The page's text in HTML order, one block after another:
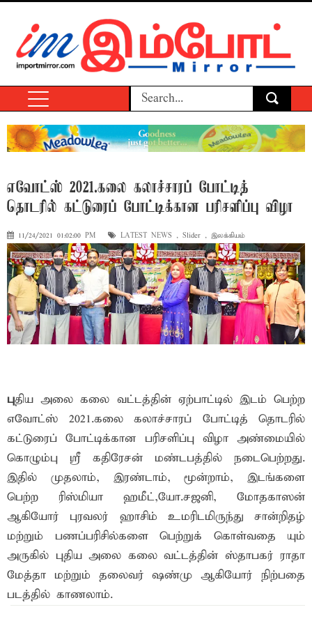
எவோட்ஸ் 2021.கலை கலாச்சாரப் போட்டித்
தொடரில் கட்டுரைப் போட்டிக்கான பரிசளிப்பு விழா
11/24/2021 01:02:00 PM LATEST NEWS , Slider , இலக்கியம்
புதிய அலை கலை வட்டத்தின் ஏற்பாட்டில் இடம் பெற்ற
எவோட்ஸ் 2021.கலை கலாச்சாரப் போட்டித் தொடரில்
கட்டுரைப் போட்டிக்கான பரிசளிப்பு விழா அண்மையில்
கொழும்பு ஸ்ரீ கதிரேசன் மண்டபத்தில் நடைபெற்றது.
இதில் முதலாம், இரண்டாம், மூன்றாம், இடங்களை
பெற்ற ரிஸ்மியா ஹமீட்,யோ.சஜனி, மோதகாஸன்
ஆகியோர் புரவலர் ஹாசிம் உமரிடமிருந்து சான்றிதழ்
மற்றும் பணப்பரிசில்களை பெற்றுக் கொள்வதை யும்
அருகில் புதிய அலை கலை வட்டத்தின் ஸ்தாபகர் ராதா
மேத்தா மற்றும் தலைவர் ஷண்மு ஆகியோர் நிற்பதை
படத்தில் காணலாம்.